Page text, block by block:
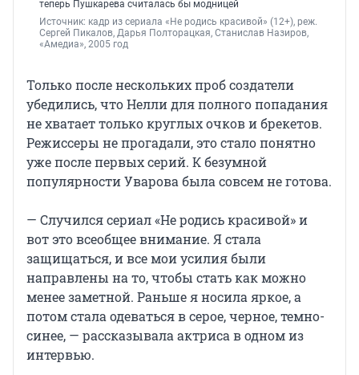
теперь Пушкарева считалась бы модницей
Источник: кадр из сериала «Не родись красивой» (12+), реж.
Сергей Пикалов, Дарья Полторацкая, Станислав Назиров,
«Амедиа», 2005 год
Только после нескольких проб создатели
убедились, что Нелли для полного попадания
не хватает только круглых очков и брекетов.
Режиссеры не прогадали, это стало понятно
уже после первых серий. К безумной
популярности Уварова была совсем не готова.
— Случился сериал «Не родись красивой» и
вот это всеобщее внимание. Я стала
защищаться, и все мои усилия были
направлены на то, чтобы стать как можно
менее заметной. Раньше я носила яркое, а
потом стала одеваться в серое, черное, темно-
синее, — рассказывала актриса в одном из
интервью.